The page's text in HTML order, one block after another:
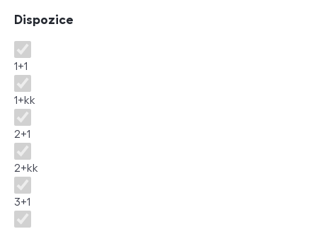
Dispozice
Dispozice
1+1
1+kk
2+1
2+kk
3+1